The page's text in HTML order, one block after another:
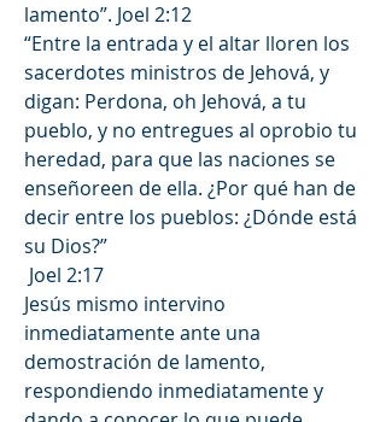
lamento”. Joel 2:12
“Entre la entrada y el altar lloren los
sacerdotes ministros de Jehová, y
digan: Perdona, oh Jehová, a tu
pueblo, y no entregues al oprobio tu
heredad, para que las naciones se
enseñoreen de ella. ¿Por qué han de
decir entre los pueblos: ¿Dónde está
su Dios?”
Joel 2:17
Jesús mismo intervino
inmediatamente ante una
demostración de lamento,
respondiendo inmediatamente y